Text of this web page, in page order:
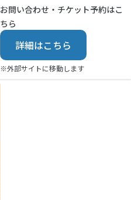
お問い合わせ・チケット予約はこ
ちら
詳細はこちら
※外部サイトに移動します